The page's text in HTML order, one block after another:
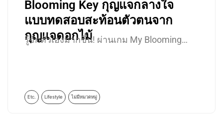
Blooming Key กุญแจกลางใจ
แบบทดสอบสะท้อนตัวตนจาก
กุญแจดอกไม้
รู้จักตัวเองมากขึ้น! ผ่านเกม My Blooming…
Etc. Lifestyle ไม่มีหมวดหมู่